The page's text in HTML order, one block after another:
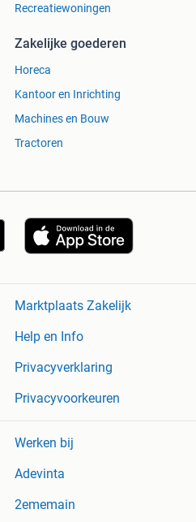
Recreatiewoningen
Zakelijke goederen
Horeca
Kantoor en Inrichting
Machines en Bouw
Tractoren
Marktplaats Zakelijk
Help en Info
Privacyverklaring
Privacyvoorkeuren
Werken bij
Adevinta
2ememain